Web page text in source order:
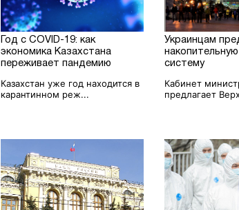
Год с COVID-19: как
экономика Казахстана
переживает пандемию
Казахстан уже год находится в
карантинном реж...
Украинцам
систему
Кабинет
предлагает